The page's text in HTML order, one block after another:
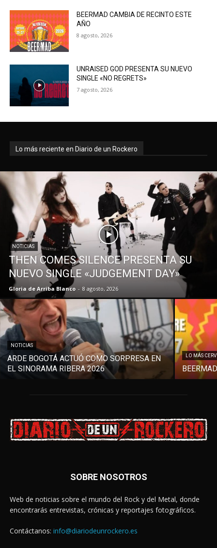
BEERMAD CAMBIA DE RECINTO ESTE
AÑO
8 agosto, 2026
UNRAISED GOD PRESENTA SU NUEVO
SINGLE «NO REGRETS»
7 agosto, 2026
Lo más reciente en Diario de un Rockero
NOTICIAS
THEN COMES SILENCE PRESENTA SU
NUEVO SINGLE «JUDGEMENT DAY»
Gloria de Arriba Blanco - 8 agosto, 2026
NOTICIAS
ARDE BOGOTÁ ACTUÓ COMO SORPRESA EN
EL SINORAMA RIBERA 2026
LO MÁS
SOBRE NOSOTROS
Web de noticias sobre el mundo del Rock y del Metal, donde
encontrarás entrevistas, crónicas y reportajes fotográficos.
Contáctanos: info@diariodeunrockero.es